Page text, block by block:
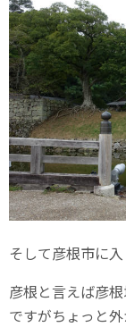
そして彦根市に入
彦根と言えば彦
ですがちょっと